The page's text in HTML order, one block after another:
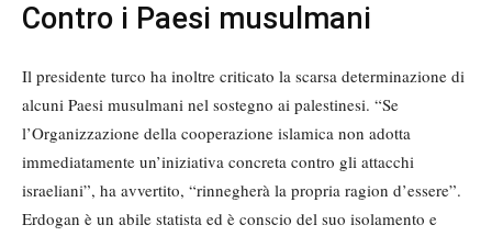
Contro i Paesi musulmani
Il presidente turco ha inoltre criticato la scarsa determinazione di
alcuni Paesi musulmani nel sostegno ai palestinesi. “Se
l’Organizzazione della cooperazione islamica non adotta
immediatamente un’iniziativa concreta contro gli attacchi
israeliani”, ha avvertito, “rinnegherà la propria ragion d’essere”.
Erdogan è un abile statista ed è conscio del suo isolamento e